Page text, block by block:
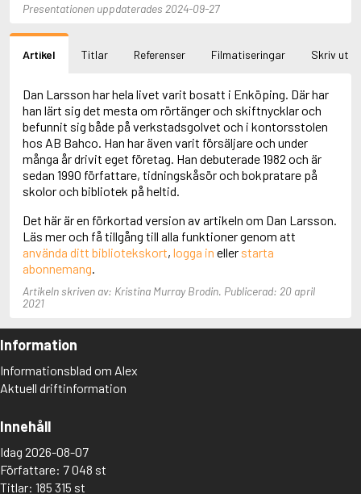
Adiga, Aravind
Adnan, Etel
Adolfsson, Evert
Adolfsson, Gunnar
Adolfsson, Josefine
Adolfsson, Maria
Adolphsen, Peter
Presentationen uppdaterades 2024-09-27
Artikel Titlar Referenser Filmatiseringar Skriv ut
Dan Larsson har hela livet varit bosatt i Enköping. Där har
han lärt sig det mesta om rörtänger och skiftnycklar och
befunnit sig både på verkstadsgolvet och i kontorsstolen
hos AB Bahco. Han har även varit försäljare och under
många år drivit eget företag. Han debuterade 1982 och är
sedan 1990 författare, tidningskåsör och bokpratare på
skolor och bibliotek på heltid.
Det här är en förkortad version av artikeln om Dan Larsson.
Läs mer och få tillgång till alla funktioner genom att
använda ditt bibliotekskort, logga in eller starta
abonnemang
Artikeln skriven av: Kristina Murray Brodin. Publicerad: 20 april
2021
Information
Informationsblad om Alex
Aktuell driftinformation
Innehåll
Idag 2026-08-07
Författare: 7 048 st
Titlar: 185 315 st